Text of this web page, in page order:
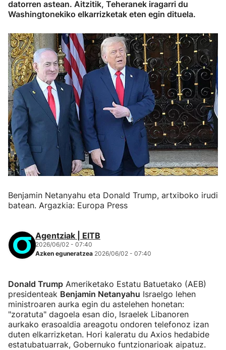
datorren astean. Aitzitik, Teheranek iragarri du
Washingtonekiko elkarrizketak eten egin dituela.
Benjamin Netanyahu eta Donald Trump, artxiboko irudi
batean. Argazkia: Europa Press
Agentziak | EITB
2026/06/02 - 07:40
Azken eguneratzea 2026/06/02 - 07:40
Donald Trump Ameriketako Estatu Batuetako (AEB)
presidenteak Benjamin Netanyahu Israelgo lehen
ministroaren aurka egin du astelehen honetan:
"zoratuta" dagoela esan dio, Israelek Libanoren
aurkako erasoaldia areagotu ondoren telefonoz izan
duten elkarrizketan. Hori kaleratu du Axios hedabide
estatubatuarrak, Gobernuko funtzionarioak aipatuz.